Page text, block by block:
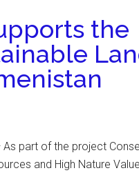
the
part of the project
and High Nature